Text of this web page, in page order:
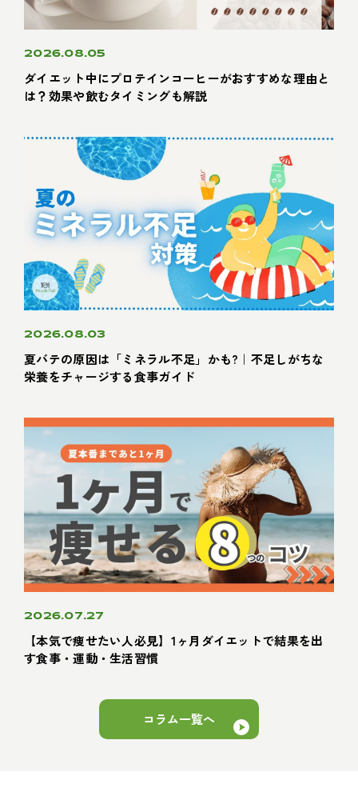
2026.08.05
ダイエット中にプロテインコーヒーがおすすめな理由と
は？効果や飲むタイミングも解説
2026.08.03
夏バテの原因は「ミネラル不足」かも?｜不足しがちな
栄養をチャージする食事ガイド
2026.07.27
【本気で痩せたい人必見】1ヶ月ダイエットで結果を出
す食事・運動・生活習慣
コラム一覧へ